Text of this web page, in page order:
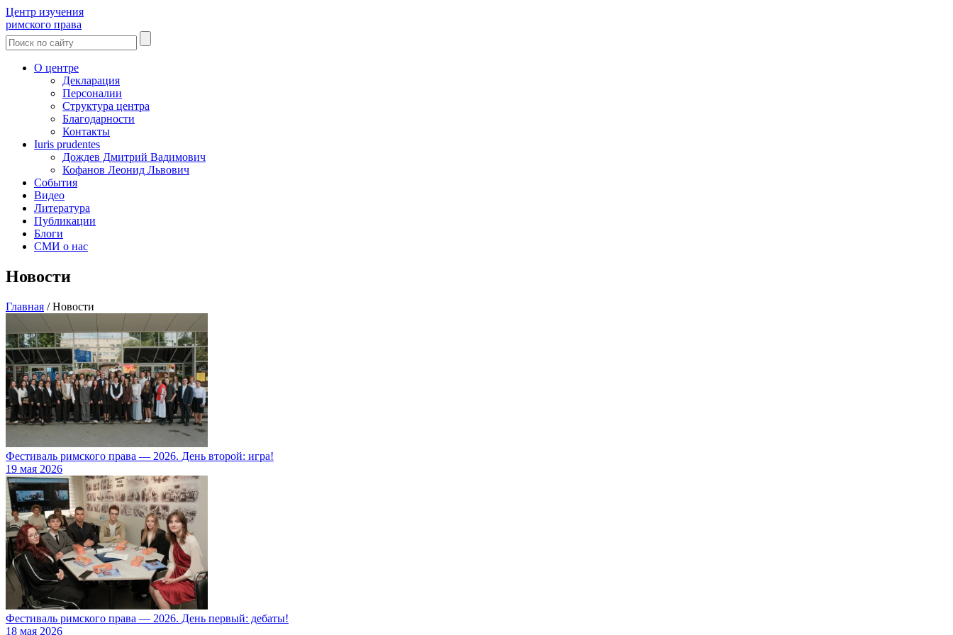
Центр изучения
римского права
О центре
Декларация
Персоналии
Структура центра
Благодарности
Контакты
Iuris prudentes
Дождев Дмитрий Вадимович
Кофанов Леонид Львович
События
Видео
Литература
Публикации
Блоги
СМИ о нас
Новости
Главная /Новости
Фестиваль римского права — 2026. День второй: игра!
19 мая 2026
Фестиваль римского права — 2026. День первый: дебаты!
18 мая 2026